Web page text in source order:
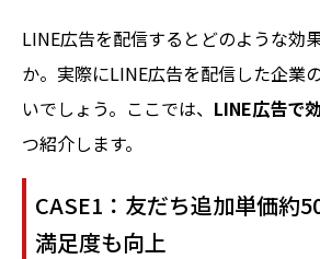
LINE広告を配信するとどのような効
か。実際にLINE広告を配信した企業
いでしょう。ここでは、 LINE広告で
つ紹介します。
CASE1：友だち追加単価約
満足度も向上